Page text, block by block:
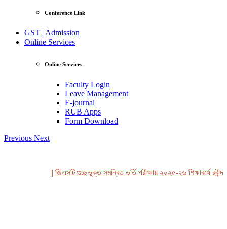
Conference Link
GST | Admission
Online Services
Online Services
Faculty Login
Leave Management
E-journal
RUB Apps
Form Download
Previous Next
|| জিএসটি গুচ্ছভুক্ত সমন্বিত ভর্তি পরীক্ষায় ২০২৫-২৬ শিক্ষাবর্ষে